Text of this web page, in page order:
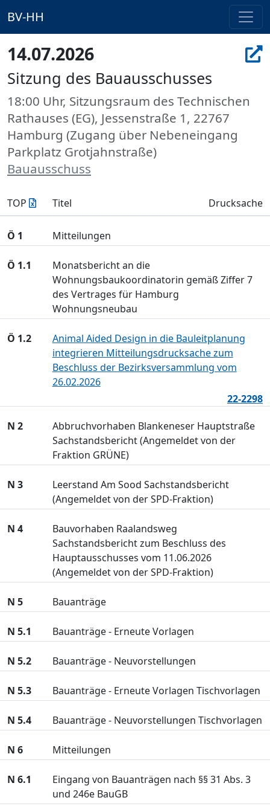
BV-HH
14.07.2026
Sitzung des Bauausschusses
18:00 Uhr, Sitzungsraum des Technischen
Rathauses (EG), Jessenstraße 1, 22767
Hamburg (Zugang über Nebeneingang
Parkplatz Grotjahnstraße)
Bauausschuss
TOP Titel Drucksache
Ö 1 Mitteilungen
Ö 1.1
Monatsbericht an die
Wohnungsbaukoordinatorin gemäß Ziffer 7
des Vertrages für Hamburg 
Wohnungsneubau
Ö 1.2
Animal Aided Design in die Bauleitplanung
integrieren Mitteilungsdrucksache zum
Beschluss der Bezirksversammlung vom
26.02.2026
22-2298
N 2
Abbruchvorhaben Blankeneser Hauptstraße
Sachstandsbericht (Angemeldet von der
Fraktion GRÜNE)
N 3
Leerstand Am Sood Sachstandsbericht
(Angemeldet von der SPD-Fraktion)
N 4
Bauvorhaben Raalandsweg
Sachstandsbericht zum Beschluss des
Hauptausschusses vom 11.06.2026
(Angemeldet von der SPD-Fraktion)
N 5 Bauanträge
N 5.1 Bauanträge - Erneute Vorlagen
N 5.2 Bauanträge - Neuvorstellungen
N 5.3 Bauanträge - Erneute Vorlagen Tischvorlagen
N 5.4 Bauanträge - Neuvorstellungen Tischvorlagen
N 6 Mitteilungen
N 6.1
Eingang von Bauanträgen nach §§ 31 Abs. 3
und 246e BauGB